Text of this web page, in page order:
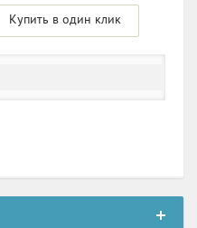
Купить в один клик